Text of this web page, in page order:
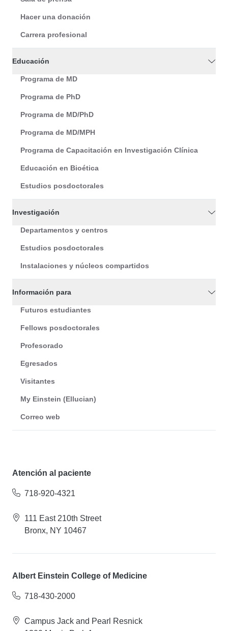
Hacer una donación
Carrera profesional
Educación
Programa de MD
Programa de PhD
Programa de MD/PhD
Programa de MD/MPH
Programa de Capacitación en Investigación Clínica
Educación en Bioética
Estudios posdoctorales
Investigación
Departamentos y centros
Estudios posdoctorales
Instalaciones y núcleos compartidos
Información para
Futuros estudiantes
Fellows posdoctorales
Profesorado
Egresados
Visitantes
My Einstein (Ellucian)
Correo web
Atención al paciente
718-920-4321
111 East 210th Street
Bronx, NY 10467
Albert Einstein College of Medicine
718-430-2000
Campus Jack and Pearl Resnick